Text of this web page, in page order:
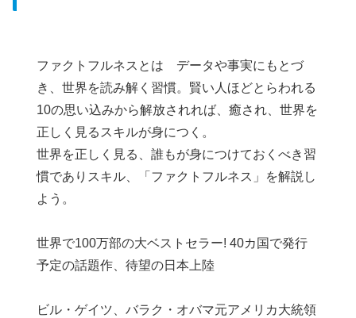
ファクトフルネスとは データや事実にもとづ
き、世界を読み解く習慣。賢い人ほどとらわれる
10の思い込みから解放されれば、癒され、世界を
正しく見るスキルが身につく。
世界を正しく見る、誰もが身につけておくべき習
慣でありスキル、「ファクトフルネス」を解説し
よう。
世界で100万部の大ベストセラー! 40カ国で発行
予定の話題作、待望の日本上陸
ビル・ゲイツ、バラク・オバマ元アメリカ大統領